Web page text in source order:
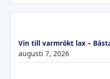
Vin till varmrökt lax –
augusti 7, 2026